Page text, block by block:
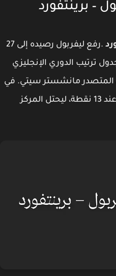
– برينتفورد
.رفع ليفربول رصيده إلى 27
ترتيب الدوري الإنجليزي
مانشستر سيتي. في
المقابل، تجمد رصيد برينتفورد عند 13 نقطة، ليحتل المركز